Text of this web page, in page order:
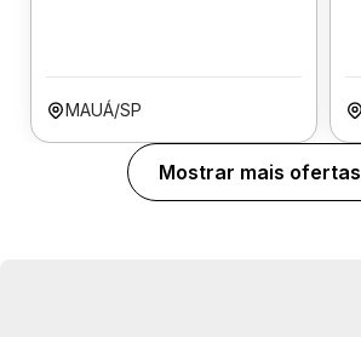
MAUÁ/SP
Mostrar mais ofertas